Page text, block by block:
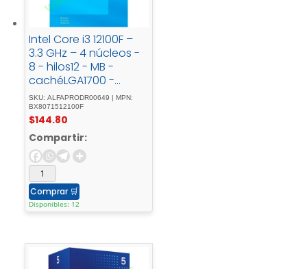
Intel Core i3 12100F –
3.3 GHz – 4 núcleos -
8 - hilos12 - MB -
cachéLGA1700 -
SocketCaja
SKU: ALFAPRODR00649 | MPN:
BX8071512100F
$144.80
Compartir:
Comprar 🛒
Disponibles: 12